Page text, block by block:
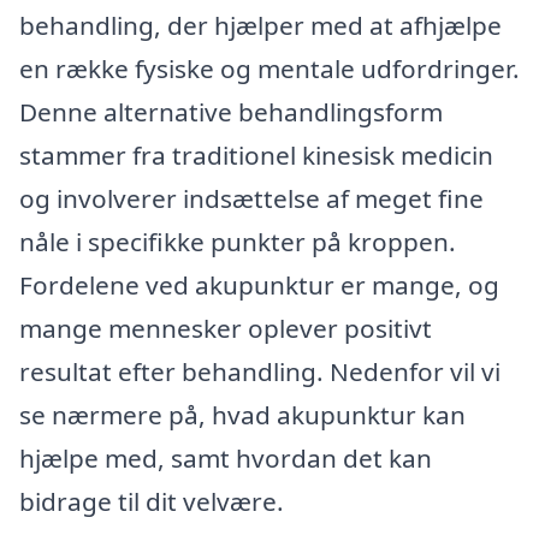
behandling, der hjælper med at afhjælpe
en række fysiske og mentale udfordringer.
Denne alternative behandlingsform
stammer fra traditionel kinesisk medicin
og involverer indsættelse af meget fine
nåle i specifikke punkter på kroppen.
Fordelene ved akupunktur er mange, og
mange mennesker oplever positivt
resultat efter behandling. Nedenfor vil vi
se nærmere på, hvad akupunktur kan
hjælpe med, samt hvordan det kan
bidrage til dit velvære.